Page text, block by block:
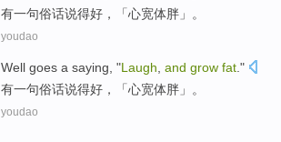
有一句俗话说得好 ，「心宽体胖 」。
youdao
Well goes a saying , "Laugh and grow fat ."
有一句俗话说得好 ，「心宽体胖 」。
youdao